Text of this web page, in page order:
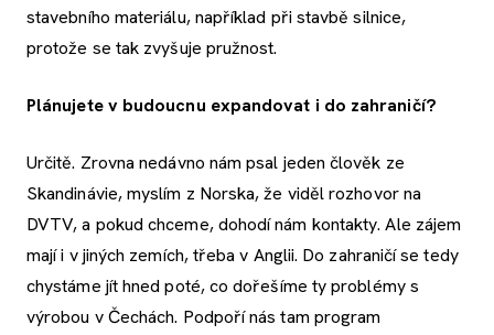
stavebního materiálu, například při stavbě silnice,
protože se tak zvyšuje pružnost.
Plánujete v budoucnu expandovat i do zahraničí?
Určitě. Zrovna nedávno nám psal jeden člověk ze
Skandinávie, myslím z Norska, že viděl rozhovor na
DVTV, a pokud chceme, dohodí nám kontakty. Ale zájem
mají i v jiných zemích, třeba v Anglii. Do zahraničí se tedy
chystáme jít hned poté, co dořešíme ty problémy s
výrobou v Čechách. Podpoří nás tam program